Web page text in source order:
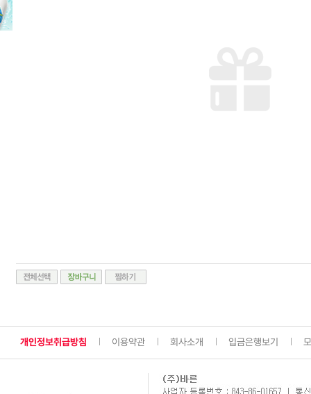
개인정보취급방침 이용약관 회사소개 입금은행보기